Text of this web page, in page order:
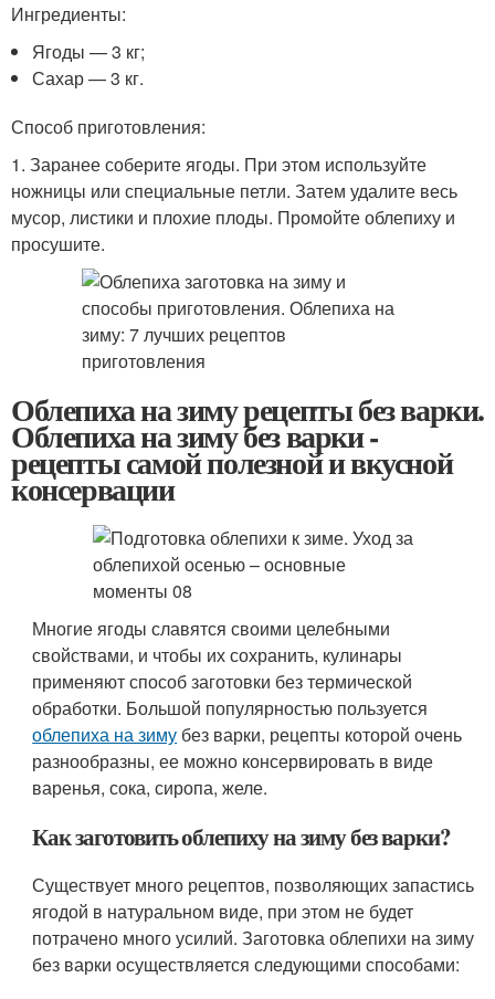
Ингредиенты:
Ягоды — 3 кг;
Сахар — 3 кг.
Способ приготовления:
1. Заранее соберите ягоды. При этом используйте
ножницы или специальные петли. Затем удалите весь
мусор, листики и плохие плоды. Промойте облепиху и
просушите.
Облепиха на зиму рецепты без варки.
Облепиха на зиму без варки -
рецепты самой полезной и вкусной
консервации
Многие ягоды славятся своими целебными
свойствами, и чтобы их сохранить, кулинары
применяют способ заготовки без термической
обработки. Большой популярностью пользуется
облепиха на зиму без варки, рецепты которой очень
разнообразны, ее можно консервировать в виде
варенья, сока, сиропа, желе.
Как заготовить облепиху на зиму без варки?
Существует много рецептов, позволяющих запастись
ягодой в натуральном виде, при этом не будет
потрачено много усилий. Заготовка облепихи на зиму
без варки осуществляется следующими способами: